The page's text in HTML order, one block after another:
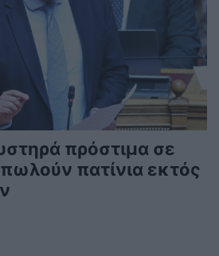
πρόστιμα σε
πωλούν πατίνια εκτός